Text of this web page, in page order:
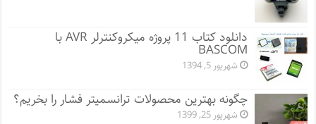
دانلود کتاب 11 پروژه میکروکنترلر AVR با
BASCOM
شهریور 5, 1394
چگونه بهترین محصولات ترانسمیتر فشار را بخریم؟
شهریور 25, 1399